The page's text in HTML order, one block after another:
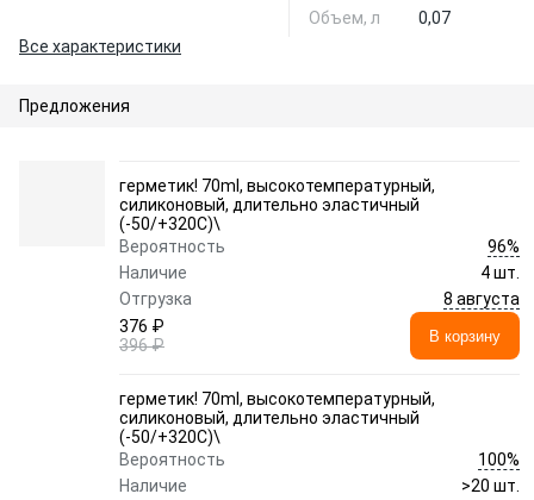
Объем, л
0,07
Все характеристики
Предложения
герметик! 70ml, высокотемпературный,
силиконовый, длительно эластичный
(-50/+320C)\
Вероятность
96%
Наличие
4 шт.
Отгрузка
8 августа
376 ₽
396 ₽
В корзину
герметик! 70ml, высокотемпературный,
силиконовый, длительно эластичный
(-50/+320C)\
Вероятность
100%
Наличие
>20 шт.